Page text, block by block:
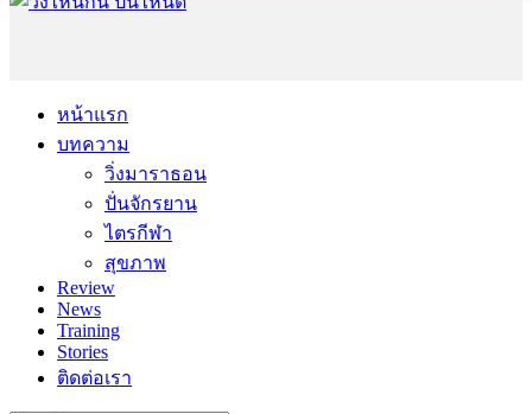
หน้าแรก
บทความ
วิ่งมาราธอน
ปั่นจักรยาน
ไตรกีฬา
สุขภาพ
Review
News
Training
Stories
ติดต่อเรา